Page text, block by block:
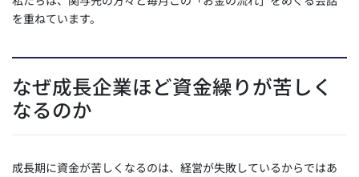
を重ねています。
なぜ成長企業ほど資金繰りが苦しく
なるのか
成長期に資金が苦しくなるのは、経営が失敗しているからではあ